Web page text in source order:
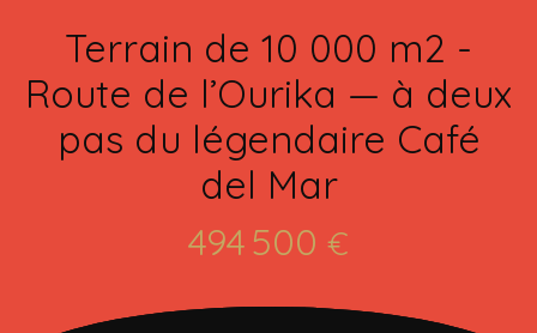
Terrain de 10 000 m2 -
Route de l’Ourika — à deux
pas du légendaire Café
del Mar
494 500 €